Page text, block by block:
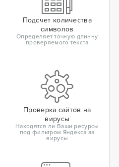
Подсчет количества
символов
Определяет точную длинну
проверяемого текста
Проверка сайтов на
вирусы
Находятся ли Ваши ресурсы
под фильтром Яндекса за
вирусы